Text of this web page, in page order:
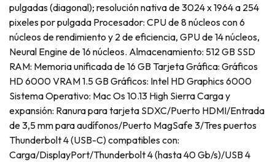
pulgadas (diagonal); resolución nativa de 3024 x 1964 a 254
pixeles por pulgada Procesador: CPU de 8 núcleos con 6
núcleos de rendimiento y 2 de eficiencia, GPU de 14 núcleos,
Neural Engine de 16 núcleos. Almacenamiento: 512 GB SSD
RAM: Memoria unificada de 16 GB Tarjeta Gráfica: Gráficos
HD 6000 VRAM 1.5 GB Gráficos: Intel HD Graphics 6000
Sistema Operativo: Mac Os 10.13 High Sierra Carga y
expansión: Ranura para tarjeta SDXC/Puerto HDMI/Entrada
de 3,5 mm para audífonos/Puerto MagSafe 3/Tres puertos
Thunderbolt 4 (USB-C) compatibles con:
Carga/DisplayPort/Thunderbolt 4 (hasta 40 Gb/s)/USB 4